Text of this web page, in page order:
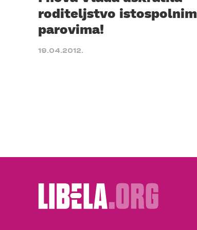
roditeljstvo istospolnim
parovima!
19.04.2012.